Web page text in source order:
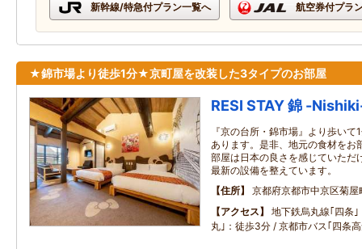
新幹線/特急付プラン一覧へ 航空券付プラ
★錦市場より徒歩1分★京町屋を改装した3タイプのお部屋
RESI STAY 錦 -
『京の台所・錦市場』より歩い
あります。是非、地元の食材をお
部屋は日本の良さを感じていただ
最新の設備を整えています。
住所
京都府京都市中京区菊屋
アクセス
地下鉄烏丸線｢四条
丸｣：徒歩3分 / 京都市バス｢四条